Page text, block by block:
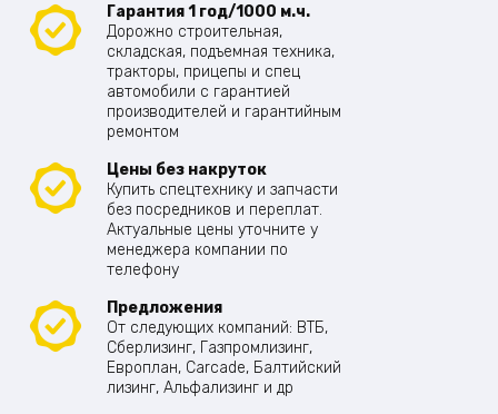
Гарантия 1 год/1000 м.ч.
Дорожно строительная,
складская, подъемная техника,
тракторы, прицепы и спец
автомобили с гарантией
производителей и гарантийным
ремонтом
Цены без накруток
Купить спецтехнику и запчасти
без посредников и переплат.
Актуальные цены уточните у
менеджера компании по
телефону
Предложения
От следующих компаний: ВТБ,
Сберлизинг, Газпромлизинг,
Европлан, Carcade, Балтийский
лизинг, Альфализинг и др